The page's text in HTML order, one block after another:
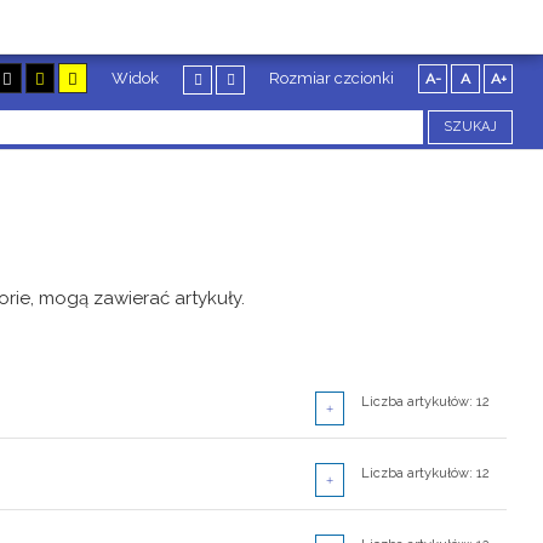
Widok Rozmiar czcionki A- A A+
SZUKAJ
mogą zawierać artykuły.
Liczba artykułów: 12
Liczba artykułów: 10
Liczba artykułów: 12